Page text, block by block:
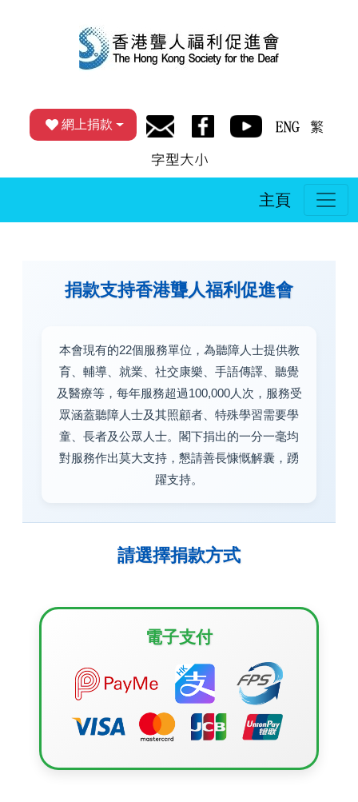
網上捐款
主頁
捐款支持香港聾人福利促進會
本會現有的22個服務單位，為聽障人士提供教
育、輔導、就業、社交康樂、手語傳譯、聽覺
及醫療等，每年服務超過100,000人次，服務受
眾涵蓋聽障人士及其照顧者、特殊學習需要學
童、長者及公眾人士。閣下捐出的一分一毫均
對服務作出莫大支持，懇請善長慷慨解囊，踴
躍支持。
請選擇捐款方式
電子支付